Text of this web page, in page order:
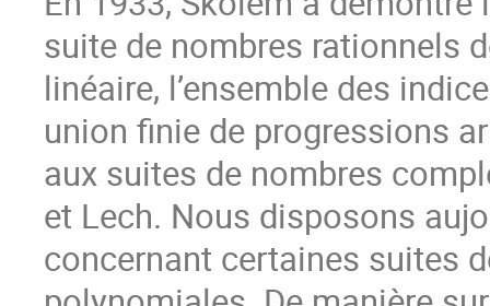
suite de nombres rationnels
linéaire, l’ensemble des
union finie de progressions
aux suites de nombres
et Lech. Nous disposons
concernant certaines suites